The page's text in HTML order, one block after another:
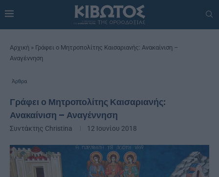
Αρχική » Γράφει ο Μητροπολίτης Καισαριανής: Ανακαίνιση –
Αναγέννηση
Άρθρα
Γράφει ο Μητροπολίτης Καισαριανής:
Ανακαίνιση – Αναγέννηση
Συντάκτης Christina 12 Ιουνίου 2018